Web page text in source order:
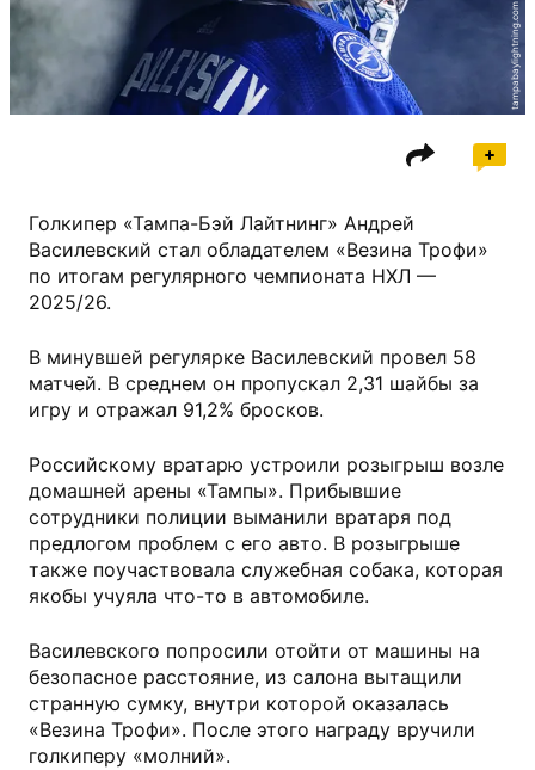
tampabaylightning.com
Голкипер «Тампа-Бэй Лайтнинг» Андрей
Василевский стал обладателем «Везина Трофи»
по итогам регулярного чемпионата НХЛ —
2025/26.
В минувшей регулярке Василевский провел 58
матчей. В среднем он пропускал 2,31 шайбы за
игру и отражал 91,2% бросков.
Российскому вратарю устроили розыгрыш возле
домашней арены «Тампы». Прибывшие
сотрудники полиции выманили вратаря под
предлогом проблем с его авто. В розыгрыше
также поучаствовала служебная собака, которая
якобы учуяла что-то в автомобиле.
Василевского попросили отойти от машины на
безопасное расстояние, из салона вытащили
странную сумку, внутри которой оказалась
«Везина Трофи». После этого награду вручили
голкиперу «молний».